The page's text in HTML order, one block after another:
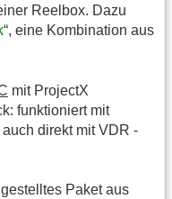
Reelbox. Dazu
“, eine Kombination aus
mit ProjectX
funktioniert mit
direkt mit VDR -
Paket aus